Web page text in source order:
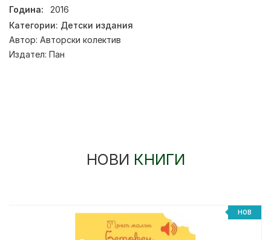
Година:
2016
Категории: Детски издания
Автор: Авторски колектив
Издател: Пан
НОВИ КНИГИ
НОВ